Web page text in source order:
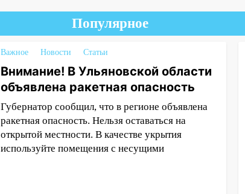
Популярное
Важное Новости Статьи
Внимание! В Ульяновской области
объявлена ракетная опасность
Губернатор сообщил, что в регионе объявлена
ракетная опасность. Нельзя оставаться на
открытой местности. В качестве укрытия
используйте помещения с несущими